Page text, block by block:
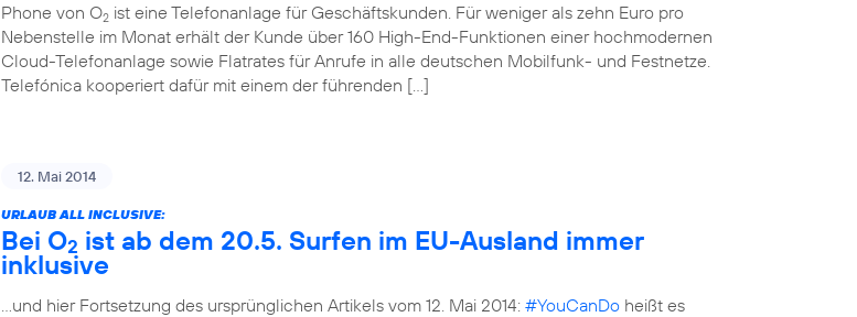
Phone von O2 ist eine Telefonanlage für Geschäftskunden. Für weniger als zehn Euro pro
Nebenstelle im Monat erhält der Kunde über 160 High-End-Funktionen einer hochmodernen
Cloud-Telefonanlage sowie Flatrates für Anrufe in alle deutschen Mobilfunk- und Festnetze.
Telefónica kooperiert dafür mit einem der führenden […]
12. Mai 2014
URLAUB ALL INCLUSIVE:
Bei O2 ist ab dem 20.5. Surfen im EU-Ausland immer
inklusive
…und hier Fortsetzung des ursprünglichen Artikels vom 12. Mai 2014: #YouCanDo heißt es